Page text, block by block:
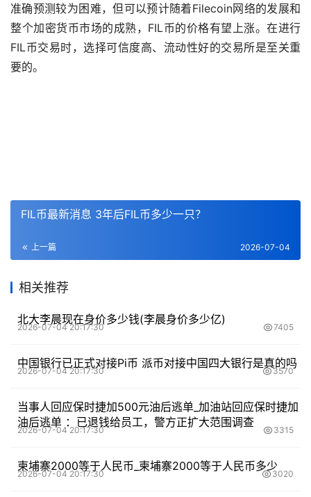
准确预测较为困难，但可以预计随着Filecoin网络的发展和
整个加密货币市场的成熟，FIL币的价格有望上涨。在进行
FIL币交易时，选择可信度高、流动性好的交易所是至关重
要的。
FIL币最新消息 3年后FIL币多少一只？
上一篇 2026-07-04
相关推荐
北大李晨现在身价多少钱(李晨身价多少亿)
2026-07-04 20:17:30 7405
中国银行已正式对接Pi币 派币对接中国四大银行是真的吗
2026-07-04 20:17:30 3570
当事人回应保时捷加500元油后逃单_加油站回应保时捷加
油后逃单 ：已退钱给员工，警方正扩大范围调查
2026-07-04 20:17:30 3315
柬埔寨2000等于人民币_柬埔寨2000等于人民币多少
2026-07-04 20:17:30 3020